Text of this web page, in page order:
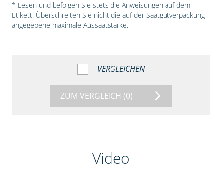
* Lesen und befolgen Sie stets die Anweisungen auf dem
Etikett. Überschreiten Sie nicht die auf der Saatgutverpackung
angegebene maximale Aussaatstärke.
VERGLEICHEN
ZUM VERGLEICH (0)
Video